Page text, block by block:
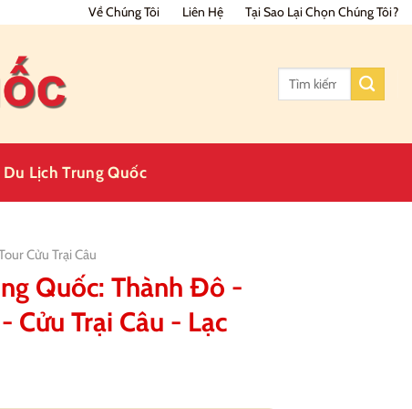
Về Chúng Tôi Liên Hệ Tại Sao Lại Chọn Chúng Tôi?
Tìm
Lịch Trung Quốc
Cửu Trại Câu
Quốc: Thành Đô -
Cửu Trại Câu - Lạc